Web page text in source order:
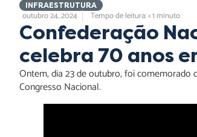
INFRAESTRUTURA
outubro 24, 2024 Tempo de leitura: < 1 minuto
Confederação
celebra 70 anos
Ontem, dia 23 de outubro, foi comemorado
Congresso Nacional.